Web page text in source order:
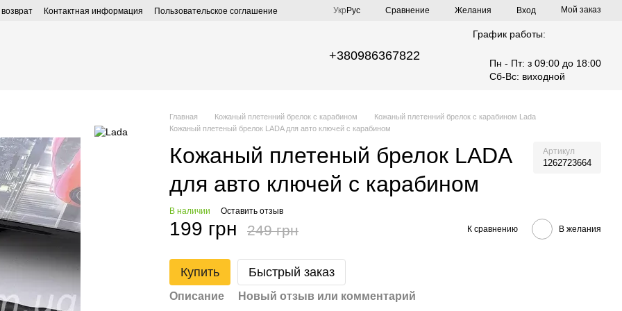
Контактная информация Пользовательское соглашение Укр Рус Сравнение Желания Вход Мой заказ
+380986367822
График работы:
Пн - Пт: з 09:00 до 18:00
Сб-Вс: виходной
Главная Кожаный плетенний брелок с карабином
Кожаный плетенний брелок с карабином Lada
Кожаный плетеный брелок LADA для авто ключей с карабином
Кожаный плетеный брелок LADA
для авто ключей с карабином
Артикул
1262723664
В наличии Оставить отзыв
199 грн 249 грн К сравнению В желания
Купить Быстрый заказ
Описание
Новый отзыв или комментарий